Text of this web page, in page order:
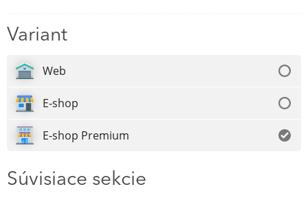
Variant
Web
E-shop
E-shop Premium
Súvisiace sekcie